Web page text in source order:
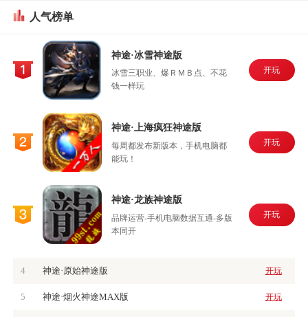
人气榜单
神途·冰雪神途版
冰雪三职业、爆ＲＭＢ点、不花
钱一样玩
开玩
神途·上海疯狂神途版
每周都发布新版本，手机电脑都
能玩！
开玩
神途·龙族神途版
品牌运营-手机电脑数据互通-多版
本同开
开玩
4 神途·原始神途版 开玩
5 神途·烟火神途MAX版 开玩